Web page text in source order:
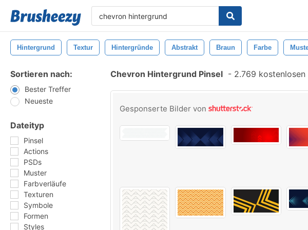
Hintergrund Textur Hintergründe Abstrakt Braun Farbe
Sortieren nach:
Bester Treffer
Neueste
Dateityp
Pinsel
Actions
PSDs
Muster
Farbverläufe
Texturen
Symbole
Formen
Styles
Chevron Hintergrund Pinsel - 2.769 kostenlosen
Gesponserte Bilder von